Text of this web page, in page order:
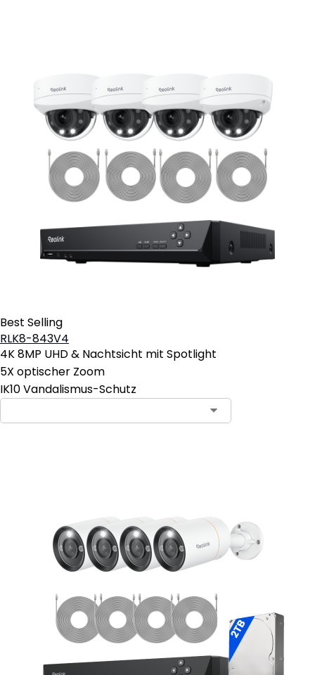
Best Selling
RLK8-843V4
4K 8MP UHD & Nachtsicht mit Spotlight
5X optischer Zoom
IK10 Vandalismus-Schutz